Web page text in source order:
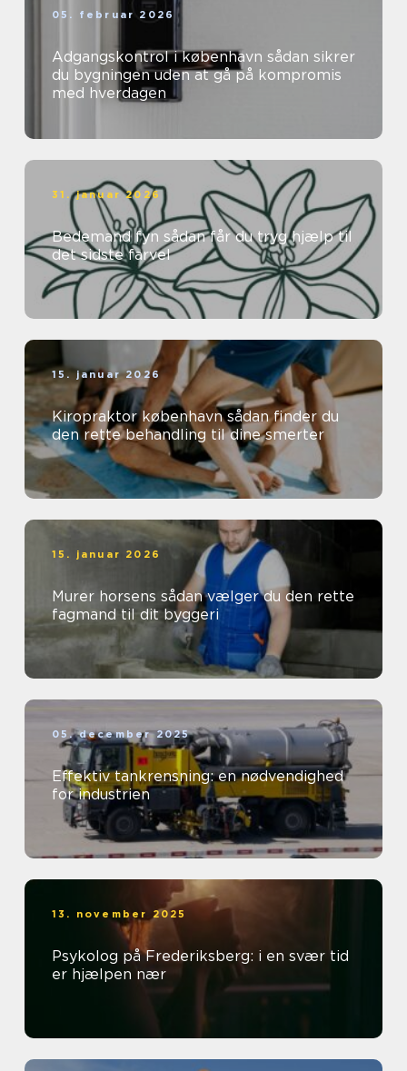
05. februar 2026
Adgangskontrol i københavn sådan sikrer
du bygningen uden at gå på kompromis
med hverdagen
31. januar 2026
Bedemand fyn sådan får du tryg hjælp til
det sidste farvel
15. januar 2026
Kiropraktor københavn sådan finder du
den rette behandling til dine smerter
15. januar 2026
Murer horsens sådan vælger du den rette
fagmand til dit byggeri
05. december 2025
Effektiv tankrensning: en nødvendighed
for industrien
13. november 2025
Psykolog på Frederiksberg: i en svær tid
er hjælpen nær